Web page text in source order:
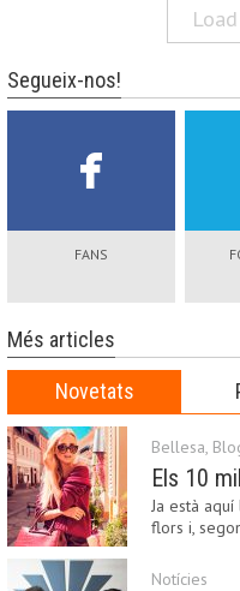
Segueix-nos!
FANS
Més articles
Novetats
Bellesa,
Ja està
flors i,
Notícies